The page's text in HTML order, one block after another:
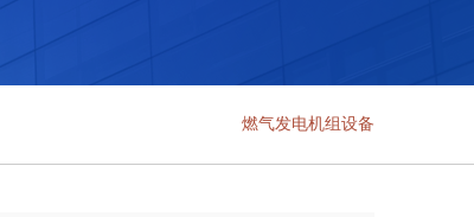
燃气发电机组设备